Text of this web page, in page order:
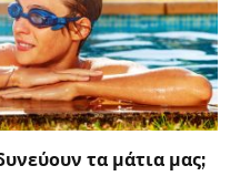
τα μάτια μας;